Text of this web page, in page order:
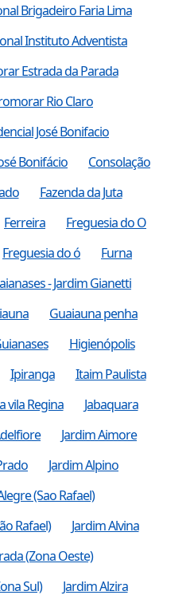
Brigadeiro Faria Lima
Instituto Adventista
Estrada da Parada
Rio Claro
José Bonifacio
Bonifácio
Consolação
Fazenda da Juta
Ferreira
Freguesia do O
Freguesia do ó
Furna
- Jardim Gianetti
Guaiauna penha
Higienópolis
Ipiranga
Itaim Paulista
vila Regina
Jabaquara
Jardim Aimore
Jardim Alpino
(Sao Rafael)
Rafael)
Jardim Alvina
(Zona Oeste)
Sul)
Jardim Alzira